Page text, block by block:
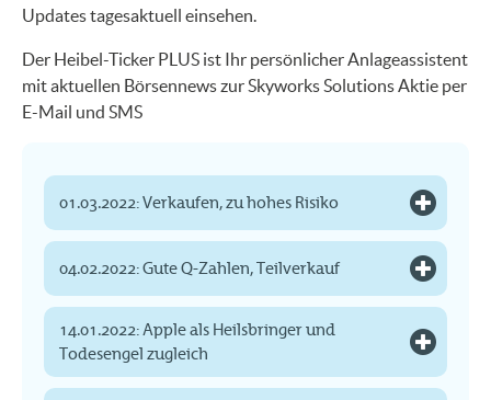
Updates tagesaktuell einsehen.
Der Heibel-Ticker PLUS ist Ihr persönlicher Anlageassistent
mit aktuellen Börsennews zur Skyworks Solutions Aktie per
E-Mail und SMS
01.03.2022: Verkaufen, zu hohes Risiko
04.02.2022: Gute Q-Zahlen, Teilverkauf
14.01.2022: Apple als Heilsbringer und
Todesengel zugleich